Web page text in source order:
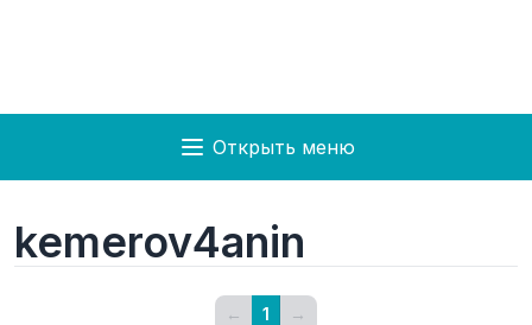
Открыть меню
kemerov4anin
← 1 →